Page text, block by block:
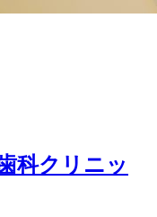
科クリニッ